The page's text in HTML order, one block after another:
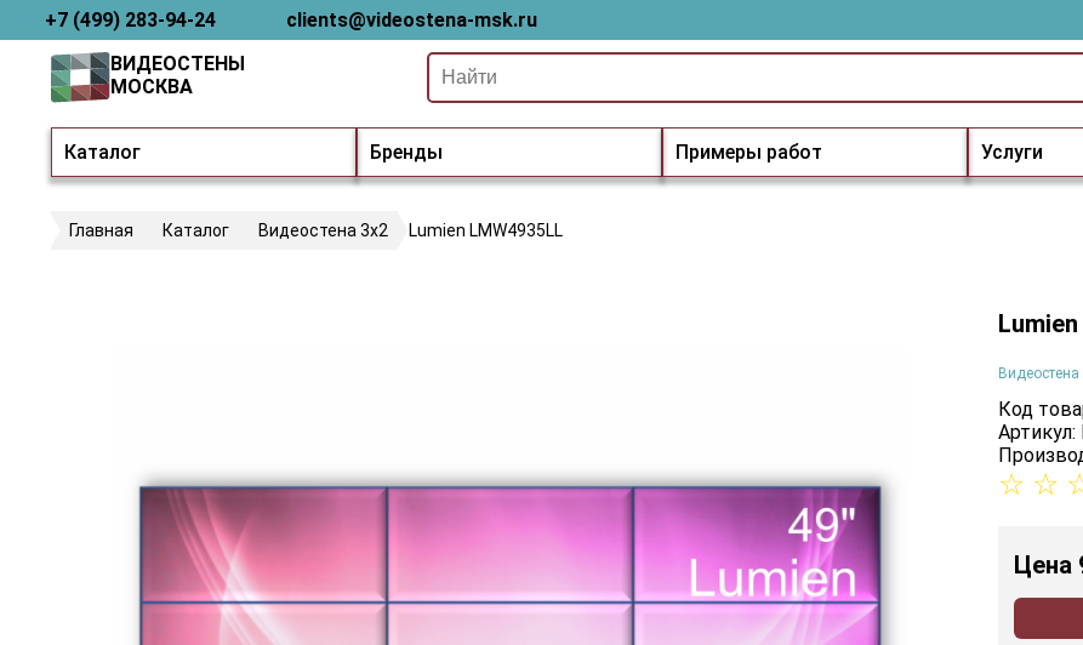
+7 (499) 283-94-24 clients@videostena-msk.ru
Каталог Бренды Примеры работ Услуги
ВИДЕОСТЕНЫ
МОСКВА
Главная Каталог Видеостена 3х2 Lumien LMW4935LL
Видеостена
Код
☆ ☆
Цена